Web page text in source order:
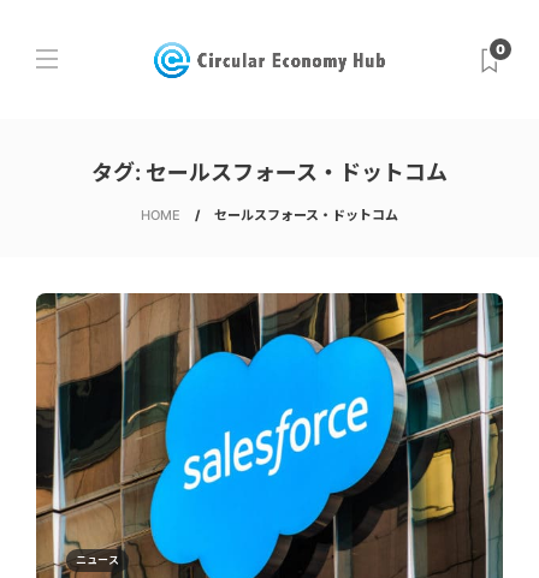
0
タグ: セールスフォース・ドットコム
HOME セールスフォース・ドットコム
ニュース